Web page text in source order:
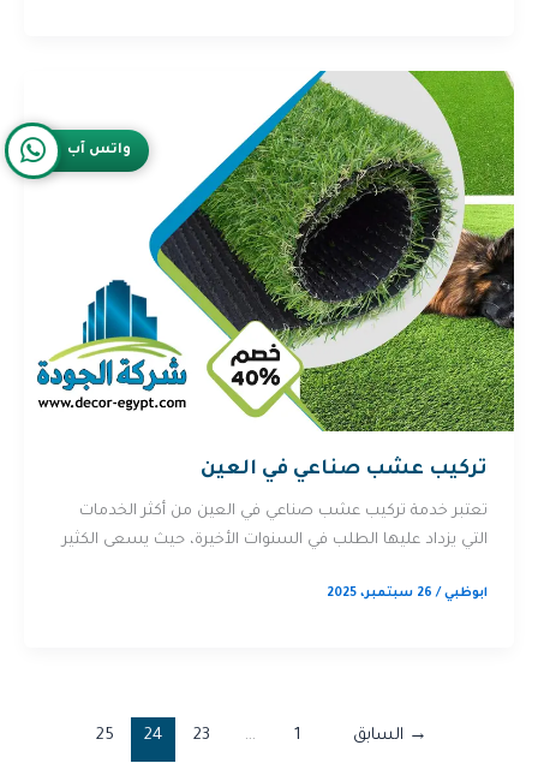
تركيب عشب صناعي في العين
تعتبر خدمة تركيب عشب صناعي في العين من أكثر الخدمات
التي يزداد عليها الطلب في السنوات الأخيرة، حيث يسعى الكثير
ابوظبي/ 26 سبتمبر، 2025
→ السابق 1
…
23
24
25
واتس آب